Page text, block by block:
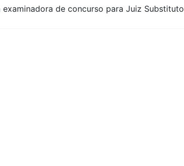
de concurso para Juiz Substituto